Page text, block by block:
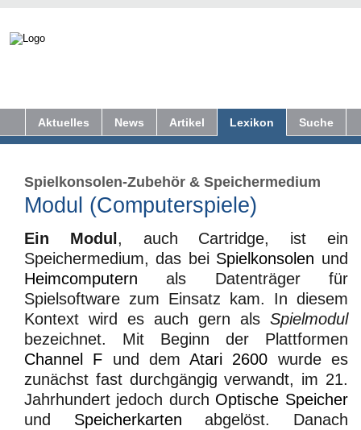
Aktuelles News Artikel Lexikon Suche
Spielkonsolen-Zubehör & Speichermedium
Modul (Computerspiele)
Ein Modul , auch Cartridge, ist ein
Speichermedium, das bei Spielkonsolen und
Heimcomputern als Datenträger für
Spielsoftware zum Einsatz kam. In diesem
Kontext wird es auch gern als Spielmodul
bezeichnet. Mit Beginn der Plattformen
Channel F und demAtari 2600 wurde es
zunächst fast durchgängig verwandt, im 21.
Jahrhundert jedoch durch Optische Speicher
und Speicherkarten abgelöst. Danach